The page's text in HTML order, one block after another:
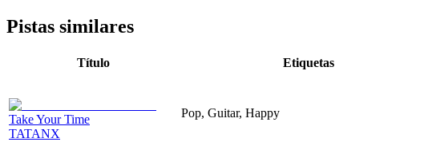
Pistas similares
Título Etiquetas
Take Your Time
TATANX
Pop, Guitar, Happy